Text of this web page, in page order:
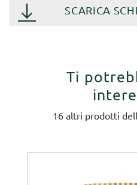
SCARICA
Ti
16 altri prodotti